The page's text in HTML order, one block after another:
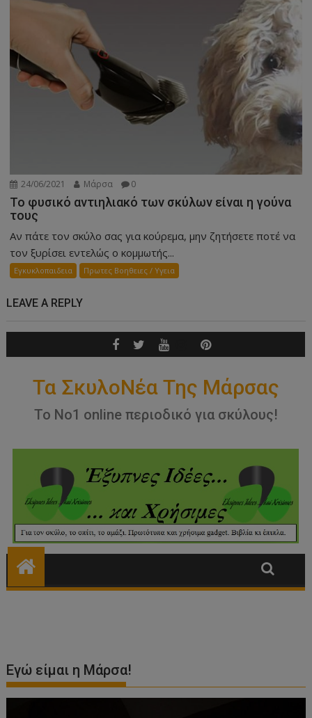
24/06/2021 Μάρσα 0
Το φυσικό αντιηλιακό των σκύλων είναι η γούνα
τους
Αν πάτε τον σκύλο σας για κούρεμα, μην ζητήσετε ποτέ να
τον ξυρίσει εντελώς ο κομμωτής...
Εγκυκλοπαιδεια Πρωτες Βοηθειες / Υγεια
LEAVE A REPLY
Εγώ είμαι η Μάρσα!